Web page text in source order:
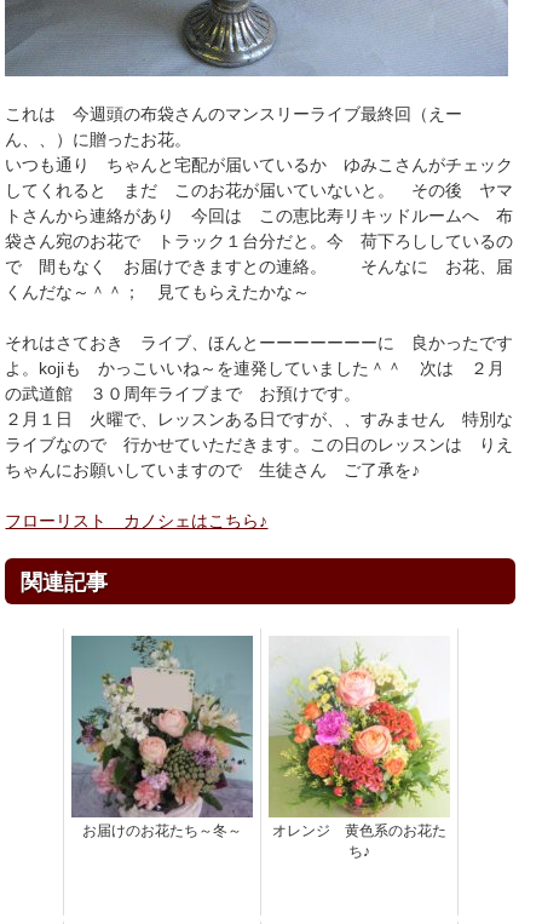
これは 今週頭の布袋さんのマンスリーライブ最終回（えー
ん、、）に贈ったお花。
いつも通り ちゃんと宅配が届いているか ゆみこさんがチェック
してくれると まだ このお花が届いていないと。 その後 ヤマ
トさんから連絡があり 今回は この恵比寿リキッドルームへ 布
袋さん宛のお花で トラック１台分だと。今 荷下ろししているの
で 間もなく お届けできますとの連絡。 そんなに お花、届
くんだな～＾＾； 見てもらえたかな～
それはさておき ライブ、ほんとーーーーーーーに 良かったです
よ。kojiも かっこいいね～を連発していました＾＾ 次は ２月
の武道館 ３０周年ライブまで お預けです。
２月１日 火曜で、レッスンある日ですが、、すみません 特別な
ライブなので 行かせていただきます。この日のレッスンは りえ
ちゃんにお願いしていますので 生徒さん ご了承を♪
フローリスト カノシェはこちら♪
関連記事
お届けのお花たち～冬～
オレンジ 黄色系のお花た
ち♪